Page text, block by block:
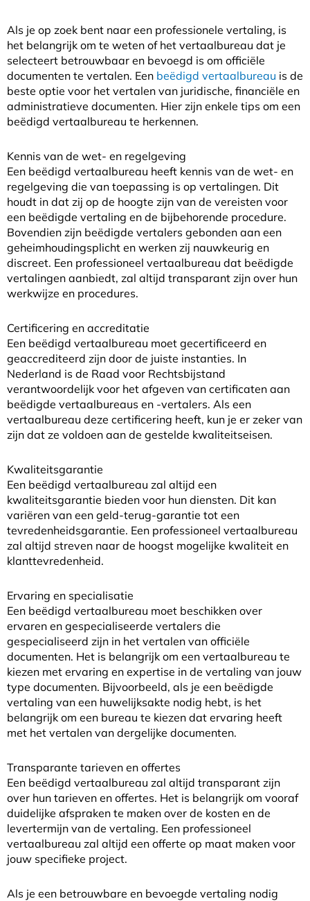
Als je op zoek bent naar een professionele vertaling, is
het belangrijk om te weten of het vertaalbureau dat je
selecteert betrouwbaar en bevoegd is om officiële
documenten te vertalen. Een beëdigd vertaalbureau is de
beste optie voor het vertalen van juridische, financiële en
administratieve documenten. Hier zijn enkele tips om een
beëdigd vertaalbureau te herkennen.
Kennis van de wet- en regelgeving
Een beëdigd vertaalbureau heeft kennis van de wet- en
regelgeving die van toepassing is op vertalingen. Dit
houdt in dat zij op de hoogte zijn van de vereisten voor
een beëdigde vertaling en de bijbehorende procedure.
Bovendien zijn beëdigde vertalers gebonden aan een
geheimhoudingsplicht en werken zij nauwkeurig en
discreet. Een professioneel vertaalbureau dat beëdigde
vertalingen aanbiedt, zal altijd transparant zijn over hun
werkwijze en procedures.
Certificering en accreditatie
Een beëdigd vertaalbureau moet gecertificeerd en
geaccrediteerd zijn door de juiste instanties. In
Nederland is de Raad voor Rechtsbijstand
verantwoordelijk voor het afgeven van certificaten aan
beëdigde vertaalbureaus en -vertalers. Als een
vertaalbureau deze certificering heeft, kun je er zeker van
zijn dat ze voldoen aan de gestelde kwaliteitseisen.
Kwaliteitsgarantie
Een beëdigd vertaalbureau zal altijd een
kwaliteitsgarantie bieden voor hun diensten. Dit kan
variëren van een geld-terug-garantie tot een
tevredenheidsgarantie. Een professioneel vertaalbureau
zal altijd streven naar de hoogst mogelijke kwaliteit en
klanttevredenheid.
Ervaring en specialisatie
Een beëdigd vertaalbureau moet beschikken over
ervaren en gespecialiseerde vertalers die
gespecialiseerd zijn in het vertalen van officiële
documenten. Het is belangrijk om een vertaalbureau te
kiezen met ervaring en expertise in de vertaling van jouw
type documenten. Bijvoorbeeld, als je een beëdigde
vertaling van een huwelijksakte nodig hebt, is het
belangrijk om een bureau te kiezen dat ervaring heeft
met het vertalen van dergelijke documenten.
Transparante tarieven en offertes
Een beëdigd vertaalbureau zal altijd transparant zijn
over hun tarieven en offertes. Het is belangrijk om vooraf
duidelijke afspraken te maken over de kosten en de
levertermijn van de vertaling. Een professioneel
vertaalbureau zal altijd een offerte op maat maken voor
jouw specifieke project.
Als je een betrouwbare en bevoegde vertaling nodig